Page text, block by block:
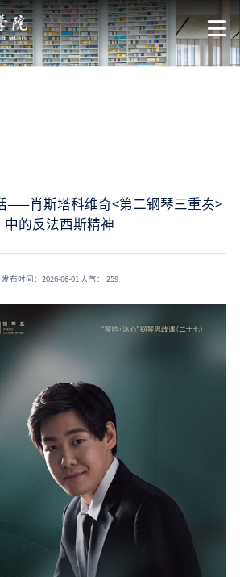
——肖斯塔科维奇<第二钢琴三重奏>
中的反法西斯精神
发布时间：2026-06-01 人气： 259